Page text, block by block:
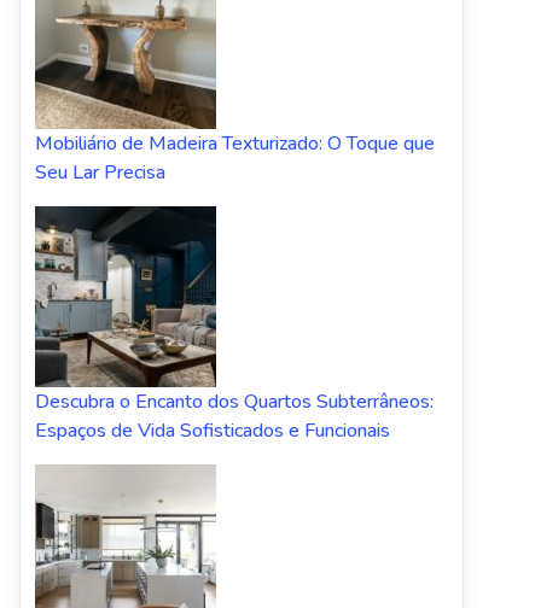
Mobiliário de Madeira Texturizado: O Toque que
Seu Lar Precisa
Descubra o Encanto dos Quartos Subterrâneos:
Espaços de Vida Sofisticados e Funcionais